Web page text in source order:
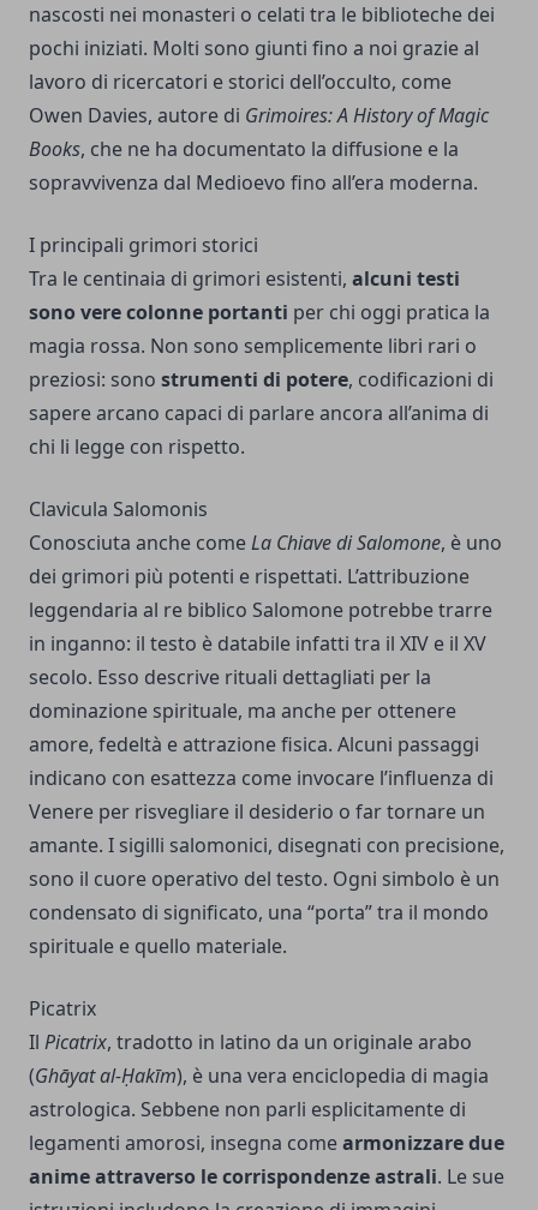
nascosti nei monasteri o celati tra le biblioteche dei
pochi iniziati. Molti sono giunti fino a noi grazie al
lavoro di ricercatori e storici dell’occulto, come
Owen Davies, autore di Grimoires: A History of Magic
Books, che ne ha documentato la diffusione e la
sopravvivenza dal Medioevo fino all’era moderna.
I principali grimori storici
Tra le centinaia di grimori esistenti, alcuni testi
sono vere colonne portanti per chi oggi pratica la
magia rossa. Non sono semplicemente libri rari o
preziosi: sono strumenti di potere, codificazioni di
sapere arcano capaci di parlare ancora all’anima di
chi li legge con rispetto.
Clavicula Salomonis
Conosciuta anche comeLa Chiave di Salomone, è uno
dei grimori più potenti e rispettati. L’attribuzione
leggendaria al re biblico Salomone potrebbe trarre
in inganno: il testo è databile infatti tra il XIV e il XV
secolo. Esso descrive rituali dettagliati per la
dominazione spirituale, ma anche per ottenere
amore, fedeltà e attrazione fisica. Alcuni passaggi
indicano con esattezza come invocare l’influenza di
Venere per risvegliare il desiderio o far tornare un
amante. I sigilli salomonici, disegnati con precisione,
sono il cuore operativo del testo. Ogni simbolo è un
condensato di significato, una “porta” tra il mondo
spirituale e quello materiale.
Picatrix
Il Picatrix, tradotto in latino da un originale arabo
(Ghāyat al-Ḥakīm), è una vera enciclopedia di magia
astrologica. Sebbene non parli esplicitamente di
legamenti amorosi, insegna comearmonizzare due
anime attraverso le corrispondenze astrali. Le sue